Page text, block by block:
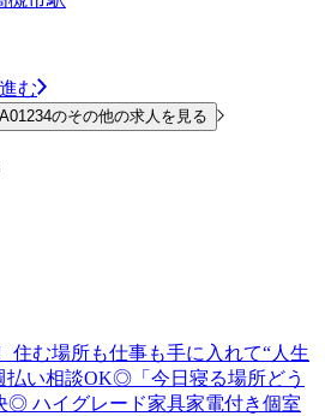
む
のその他の求人を見る
住む場所も仕事も手に入れて“人生
払い相談OK◎「今日寝る場所どう
◎ ハイグレード家具家電付き個室